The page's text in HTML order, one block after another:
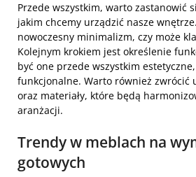
Przede wszystkim, warto zastanowić
jakim chcemy urządzić nasze
nowoczesny minimalizm, czy może
Kolejnym krokiem jest określenie
być one przede wszystkim
funkcjonalne. Warto również zwrócić
oraz materiały, które będą
aranżacji.
Trendy w meblach na
gotowych